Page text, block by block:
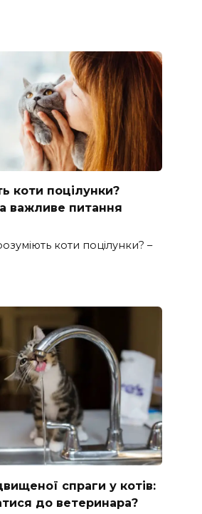
коти поцілунки?
важливе питання
коти поцілунки? –
спраги у котів:
до ветеринара?